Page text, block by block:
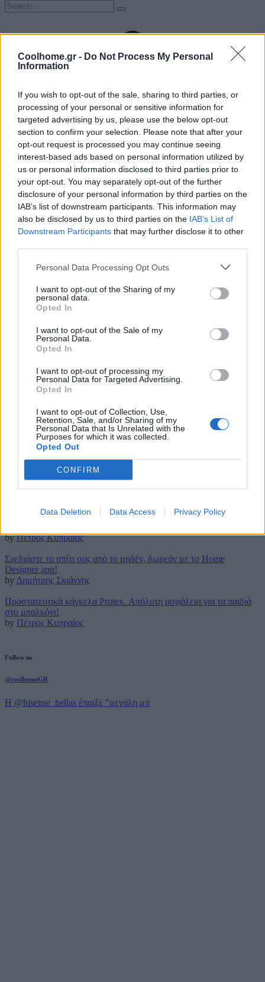
Coolhome.gr - Do Not Process My Personal
Information
If you wish to opt-out of the sale, sharing to third parties, or
processing of your personal or sensitive information for
targeted advertising by us, please use the below opt-out
section to confirm your selection. Please note that after your
opt-out request is processed you may continue seeing
interest-based ads based on personal information utilized by
us or personal information disclosed to third parties prior to
your opt-out. You may separately opt-out of the further
disclosure of your personal information by third parties on the
IAB’s list of downstream participants. This information may
also be disclosed by us to third parties on the IAB’s List of
Downstream Participants that may further disclose it to other
Personal Data Processing Opt Outs
I want to opt-out of the Sharing of my
personal data.
Opted In
I want to opt-out of the Sale of my
Personal Data.
Opted In
I want to opt-out of processing my
Personal Data for Targeted Advertising.
Opted In
I want to opt-out of Collection, Use,
Retention, Sale, and/or Sharing of my
Personal Data that Is Unrelated with the
Purposes for which it was collected.
Opted Out
CONFIRM
Data Deletion Data Access Privacy Policy
Ανάποδη τάρτα με βερίκοκα
Ετικέτα:Ανάποδη τάρτα με βερίκοκα
@HOME,ΜΑΓΕΙΡΙΚΗ,
Ανάποδη τάρτα με βερίκοκα και λικέρ πορτοκάλι
Αυτό το γλυκό τρώγεται ιδανικά ζεστό, αλλά και την επόμενη μέρα
είναι ακόμη πιο νόστιμο – ειδικά αν …
9 Ιουλίου 2025
byΠέτρος Κυπραίος
Σχεδιάστε το σπίτι σας από το μηδέν, δωρεάν με το Home
Designer app!
by Δημήτρης Σκιάννης
Προστατευτικά κάγκελα Protex. Απόλυτη ασφάλεια για τα παιδιά
στο μπαλκόνι!
by Πέτρος Κυπραίος
Follow us
@coolhomeGR
Η @hisense_hellas έπαιξε "μεγάλη μπ